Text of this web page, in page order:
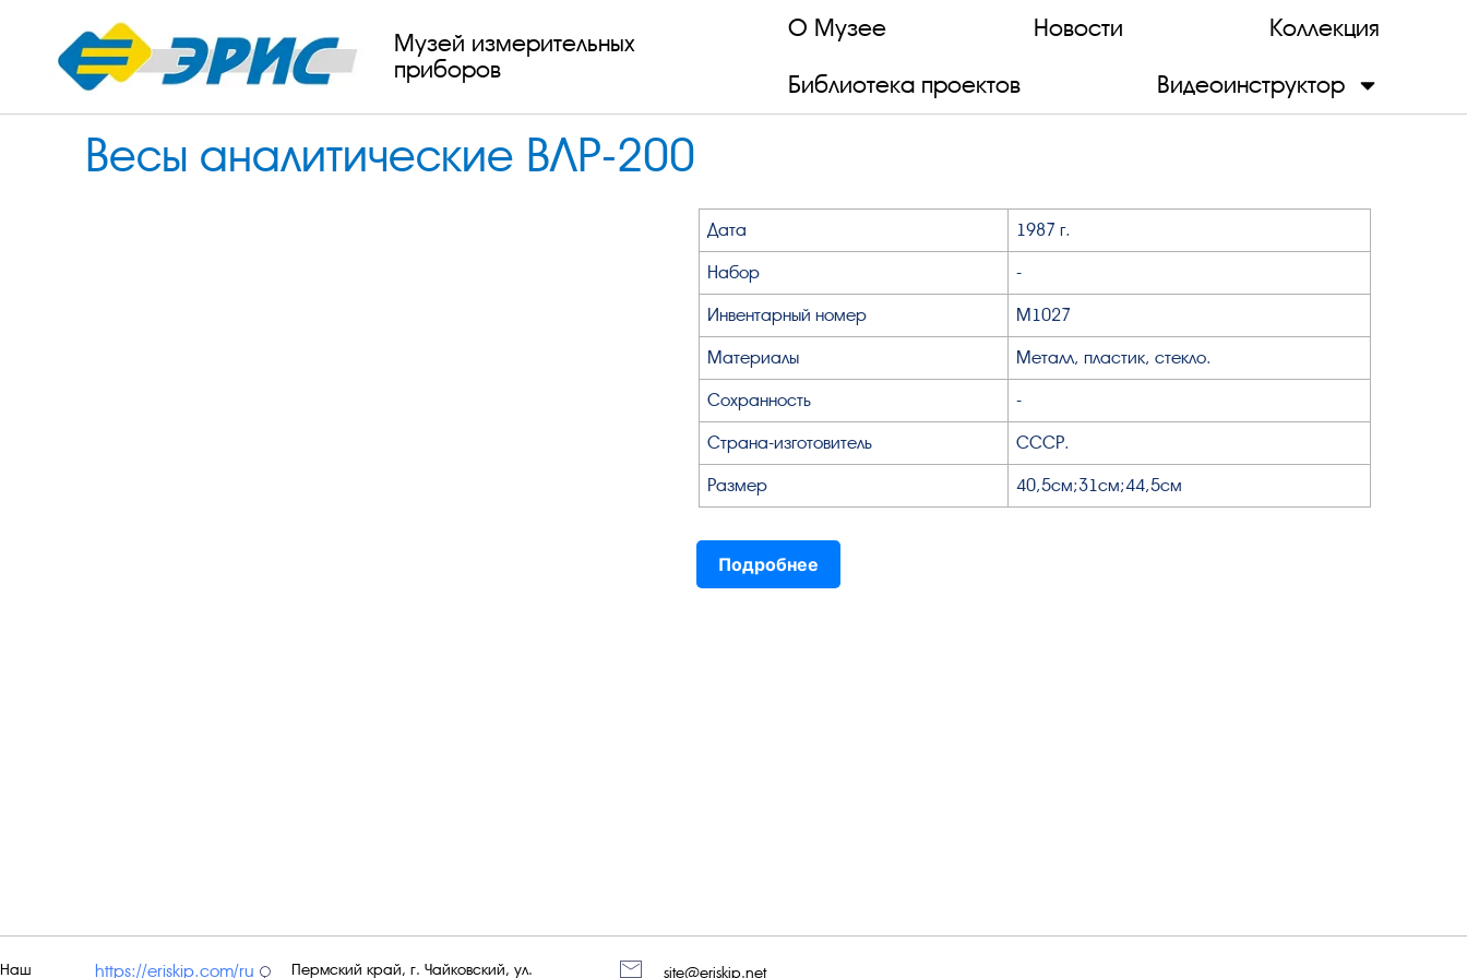
Музей измерительных
приборов
О Музее Новости Коллекция
Библиотека проектов Видеоинструктор
Весы аналитические ВЛР-200
Дата 1987 г.
Набор -
Инвентарный номер М1027
Материалы Металл, пластик, стекло.
Сохранность -
Страна-изготовитель СССР.
Размер 40,5см;31см;44,5см
Подробнее
Наш https://eriskip.com/ru Пермский край, г. Чайковский, ул. site@eriskip.net